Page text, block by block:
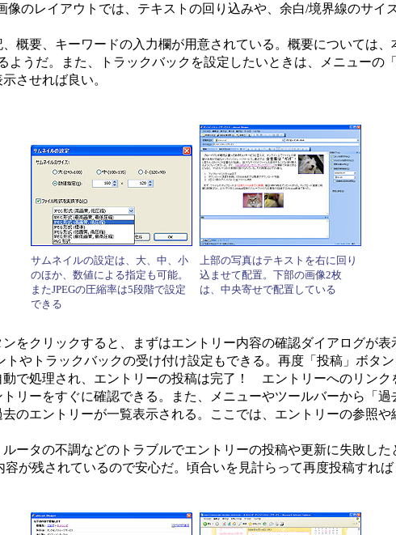
像のレイアウトでは、テキストの回り込みや、余白/境界線のサイ
概要、キーワードの入力欄が用意されている。概要については、
ようだ。また、トラックバックを設定したいときは、メニューの
させれば良い。
サムネイルの設定は、大、中、小
のほか、数値による指定も可能。
またJPEGの圧縮率は5段階で設定
できる
上部の写真はテキストを右に回り
込ませて配置。下部の画像2枚
は、中央寄せで配置している
をクリックすると、まずはエントリー内容の確認ダイアログが表
トやトラックバックの受け付け設定もできる。再度「投稿」ボタ
で処理され、エントリーの投稿は完了！ エントリーへのリンク
リーをすぐに確認できる。また、メニューやツールバーから「過
のエントリーが一覧表示される。ここでは、エントリーの参照や
ータの不調などのトラブルでエントリーの投稿や更新に失敗した
が残されているので安心だ。頃合いを見計らって再度投稿すれば